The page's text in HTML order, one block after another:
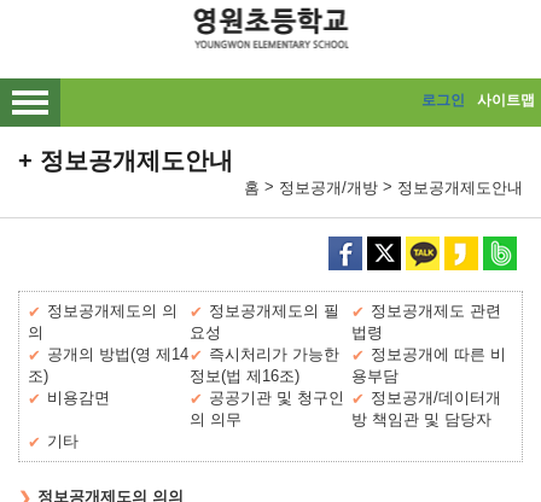
메인메뉴 바로가기
본문내용 바로가기
로그인 사이트맵
정보공개제도안내
홈 > 정보공개/개방 > 정보공개제도안내